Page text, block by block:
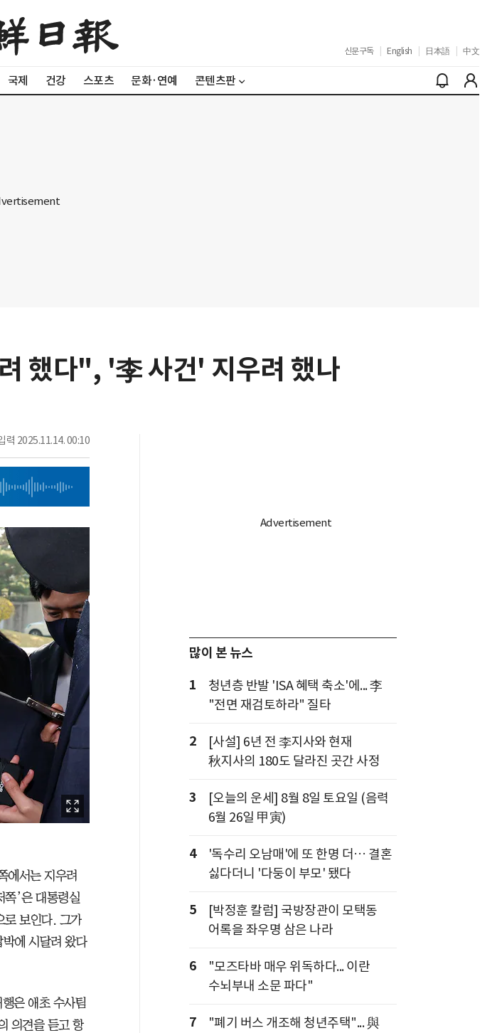
신문구독 English 日本語 中文
국제 건강 스포츠 문화·연예 콘텐츠판
했다", '李 사건' 지우려 했나
력 2025.11.14. 00:10
에서는 지우려
쪽’은 대통령실
로 보인다. 그가
에 시달려 왔다
은 애초 수사팀
의견을 듣고 항
많이 본 뉴스
1
청년층 반발 'ISA 혜택 축소'에... 李
"전면 재검토하라" 질타
2
[사설] 6년 전 李지사와 현재
秋지사의 180도 달라진 곳간 사정
3
[오늘의 운세] 8월 8일 토요일 (음력
6월 26일 甲寅)
4
'독수리 오남매'에 또 한명 더… 결혼
싫다더니 '다둥이 부모' 됐다
5
[박정훈 칼럼] 국방장관이 모택동
어록을 좌우명 삼은 나라
6
"모즈타바 매우 위독하다... 이란
수뇌부내 소문 파다"
7
"폐기 버스 개조해 청년주택"... 與